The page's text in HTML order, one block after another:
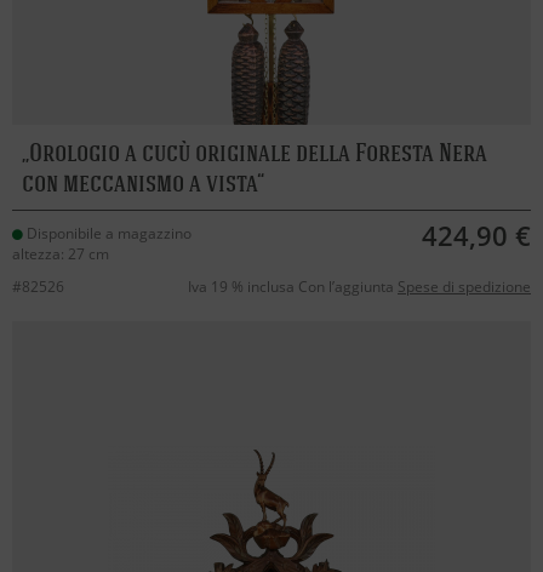
Orologio a cucù originale della Foresta Nera
con meccanismo a vista
Disponibile a magazzino
altezza: 27 cm
424,90 €
#82526 Iva 19 % inclusa Con l’aggiunta Spese di spedizione